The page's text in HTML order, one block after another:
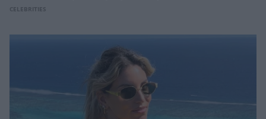
CELEBRITIES